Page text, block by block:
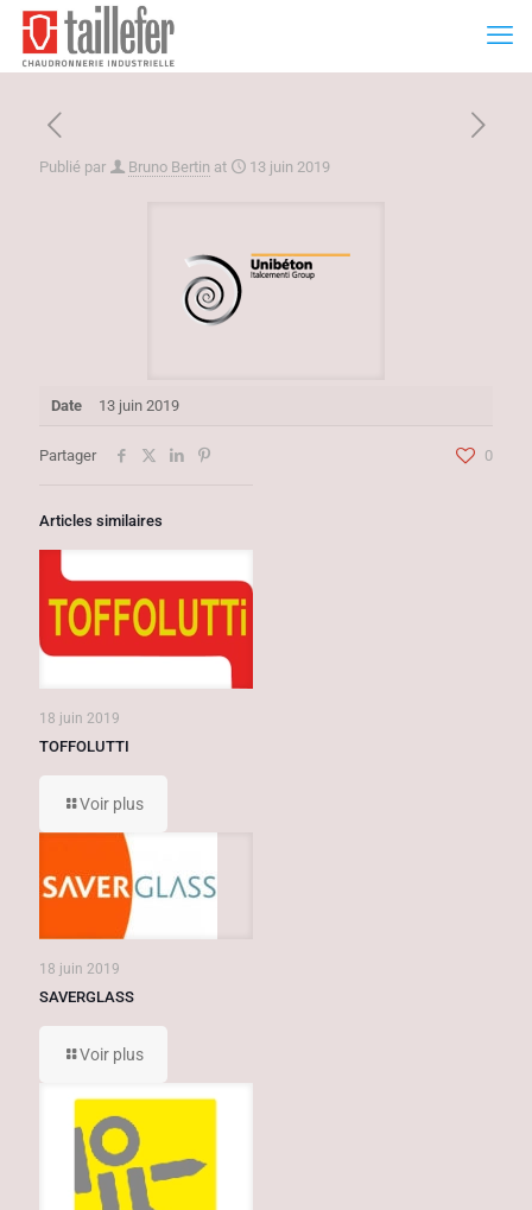
Publié par Bruno Bertin at 13 juin 2019
Date 13 juin 2019
Partager 0
Articles similaires
18 juin 2019
TOFFOLUTTI
Voir plus
18 juin 2019
SAVERGLASS
Voir plus